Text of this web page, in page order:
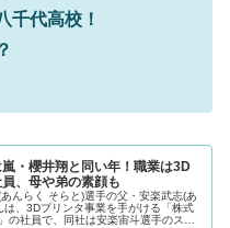
千代高校！
・櫻井翔と同い年！職業は3D
、母や弟の素顔も
あんらく そらと)選手の父・安楽武志(あ
は、3Dプリンタ事業を手がける「株式
の社員で、同社は安楽宙斗選手のスポ